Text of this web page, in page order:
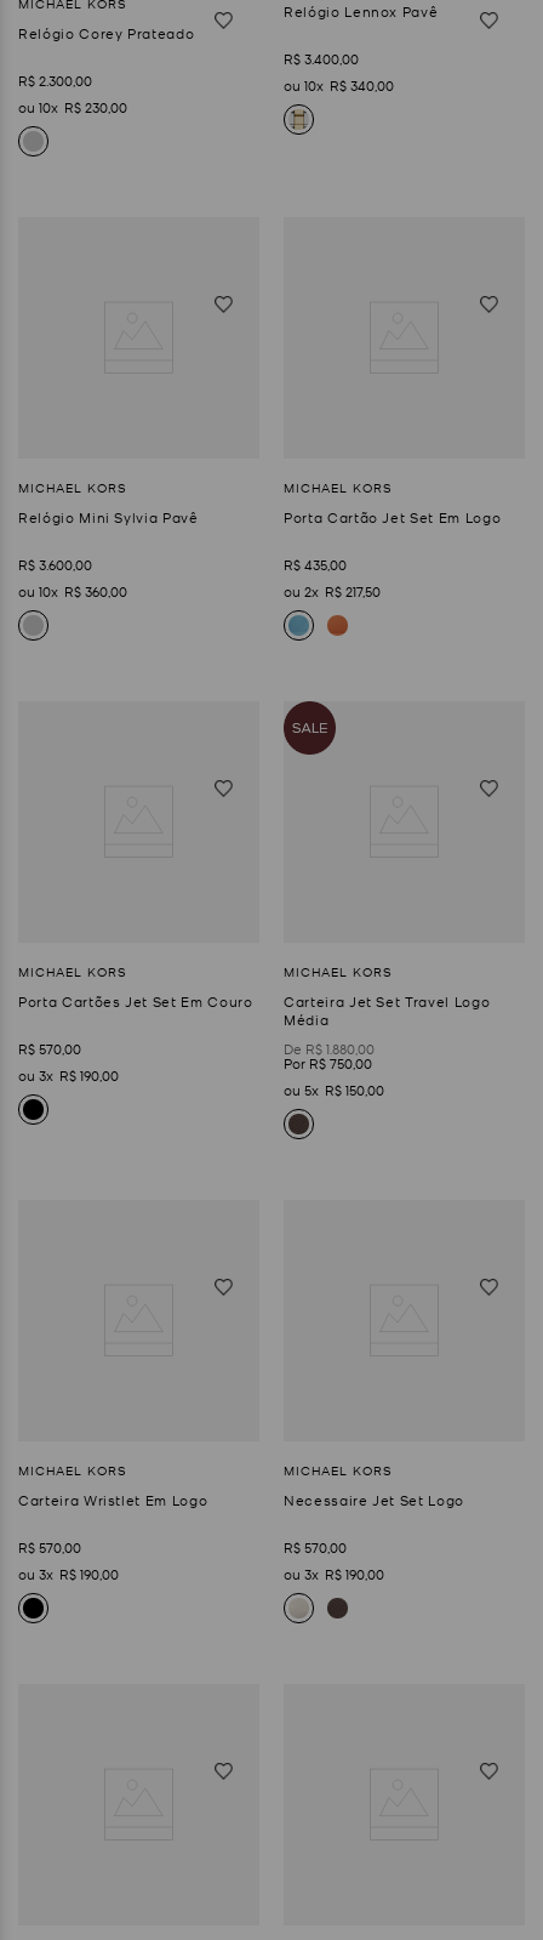
Relógio Corey Prateado
R$230000
10
R$23000
Relógio Lennox Pavê
R$340000
10
R$34000
Relógio Mini Sylvia Pavê
R$360000
10
R$36000
Porta Cartão Jet Set Em Logo
R$43500
2
R$217,50
Porta Cartões Jet Set Em Couro
R$57000
3
R$19000
Carteira Jet Set Travel Logo
Média
R$188000
R$75000
5
R$15000
Carteira Wristlet Em Logo
R$57000
3
R$19000
Necessaire Jet Set Logo
R$57000
3
R$19000